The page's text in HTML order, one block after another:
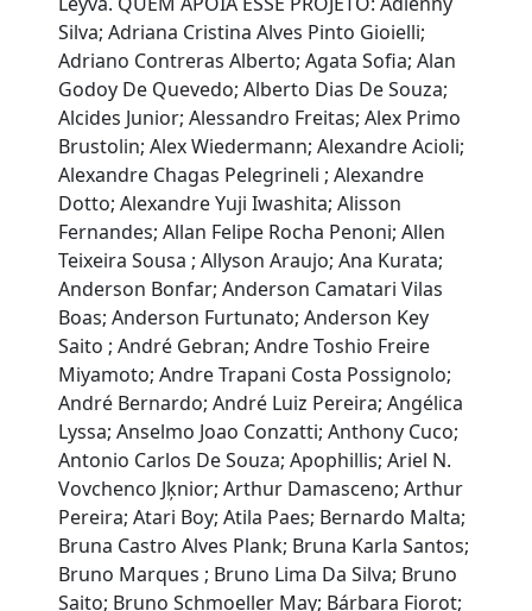
Silva; Adriana Cristina Alves Pinto Gioielli;
Adriano Contreras Alberto; Agata Sofia; Alan
Godoy De Quevedo; Alberto Dias De Souza;
Alcides Junior; Alessandro Freitas; Alex Primo
Brustolin; Alex Wiedermann; Alexandre Acioli;
Alexandre Chagas Pelegrineli ; Alexandre
Dotto; Alexandre Yuji Iwashita; Alisson
Fernandes; Allan Felipe Rocha Penoni; Allen
Teixeira Sousa ; Allyson Araujo; Ana Kurata;
Anderson Bonfar; Anderson Camatari Vilas
Boas; Anderson Furtunato; Anderson Key
Saito ; André Gebran; Andre Toshio Freire
Miyamoto; Andre Trapani Costa Possignolo;
André Bernardo; André Luiz Pereira; Angélica
Lyssa; Anselmo Joao Conzatti; Anthony Cuco;
Antonio Carlos De Souza; Apophillis; Ariel N.
Vovchenco Jķnior; Arthur Damasceno; Arthur
Pereira; Atari Boy; Atila Paes; Bernardo Malta;
Bruna Castro Alves Plank; Bruna Karla Santos;
Bruno Marques ; Bruno Lima Da Silva; Bruno
Saito; Bruno Schmoeller May; Bárbara Fiorot;